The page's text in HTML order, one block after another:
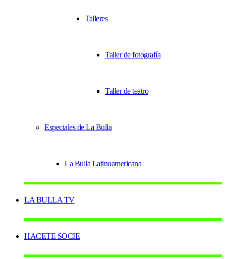
Talleres
Taller de fotografía
Taller de teatro
Especiales de La Bulla
La Bulla Latinoamericana
LA BULLA TV
HACETE SOCIE